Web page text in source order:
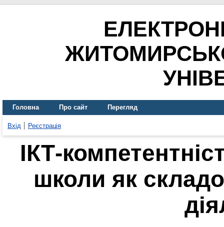
Головна Про сайт Перегляд
Вхід Реєстрація
ІКТ-
школи як